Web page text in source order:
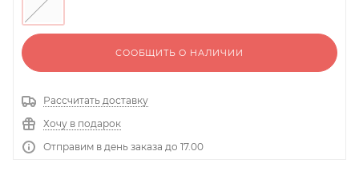
СООБЩИТЬ О НАЛИЧИИ
Рассчитать доставку
Хочу в подарок
Отправим в день заказа до 17.00